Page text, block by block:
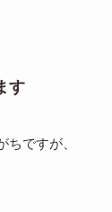
す
ですが、